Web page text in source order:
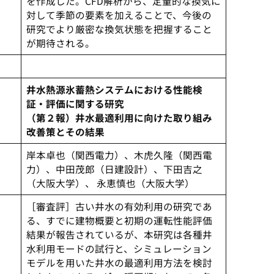
対して季節の要素を加えることで、今後の
研究でより厳密な換気状態を把握すること
が期待される。
井水熱源氷蓄熱システムにおける性能検
証・評価に関する研究
（第２報）井水最適利用に向けた取り組み
改善策とその結果
岸本卓也（関西電力）、木虎久隆（関西電
力）、中田茂郎（日建設計）、下田吉之
（大阪大学）、 永恵慎也（大阪大学）
［審査評］古い井水の有効利用の研究であ
る、すでに建物概要と初期の運転性能評価
結果が報告されているが、本研究は各種井
水利用モードの試行と、シミュレーション
モデルを用いた井水の最適利用方法を検討